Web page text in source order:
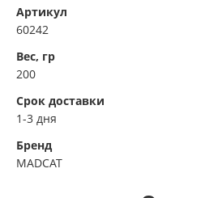
Артикул
60242
Вес, гр
200
Срок доставки
1-3 дня
Бренд
MADCAT